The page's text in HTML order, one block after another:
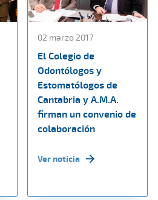
02 marzo 2017
El Colegio de
Odontólogos y
Estomatólogos de
Cantabria y A.M.A.
firman un convenio de
colaboración
Ver noticia